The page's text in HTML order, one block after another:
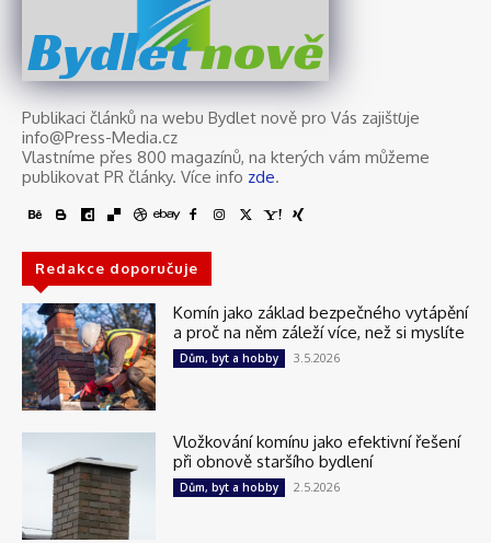
Bydletnově
Publikaci článků na webu Bydlet nově pro Vás zajišťuje
info@Press-Media.cz
Vlastníme přes 800 magazínů, na kterých vám můžeme
publikovat PR články. Více info zde.
Redakce doporučuje
Komín jako základ bezpečného vytápění
a proč na něm záleží více, než si myslíte
Dům, byt a hobby 3.5.2026
Vložkování komínu jako efektivní řešení
při obnově staršího bydlení
Dům, byt a hobby 2.5.2026